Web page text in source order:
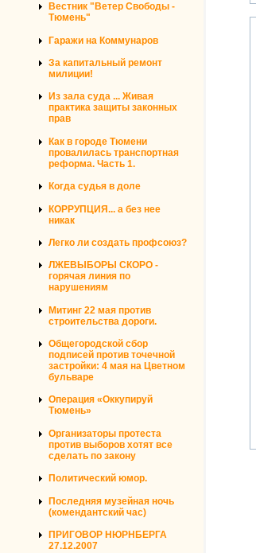
Вестник "Ветер Свободы -
Тюмень"
Гаражи на Коммунаров
За капитальный ремонт
милиции!
Из зала суда ... Живая
практика защиты законных
прав
Как в городе Тюмени
провалилась транспортная
реформа. Часть 1.
Когда судья в доле
КОРРУПЦИЯ... а без нее
никак
Легко ли создать профсоюз?
ЛЖЕВЫБОРЫ СКОРО -
горячая линия по
нарушениям
Митинг 22 мая против
строительства дороги.
Общегородской сбор
подписей против точечной
застройки: 4 мая на Цветном
бульваре
Операция «Оккупируй
Тюмень»
Организаторы протеста
против выборов хотят все
сделать по закону
Политический юмор.
Последняя музейная ночь
(комендантский час)
ПРИГОВОР НЮРНБЕРГА
27.12.2007